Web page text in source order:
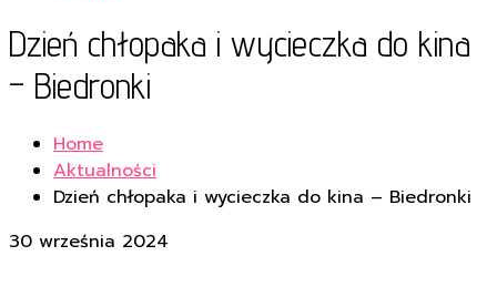
Dzień chłopaka i wycieczka do kina
– Biedronki
Home
Aktualności
Dzień chłopaka i wycieczka do kina – Biedronki
30 września 2024